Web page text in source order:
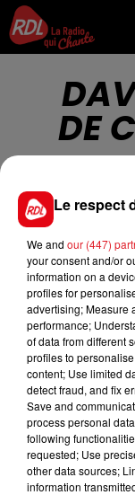
DE
Cet élément
du dépôt de
vous
votre
Le respect
We and our (447)
your consent and/or
information on a
profiles for
advertising; Measure
performance;
of data from different
profiles to
content; Use limited
detect fraud, and fix
Save and
process personal
following
requested; Use
other data sources;
information